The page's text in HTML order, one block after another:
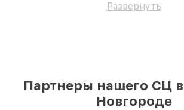
Развернуть
Партнеры нашего СЦ
Новгороде